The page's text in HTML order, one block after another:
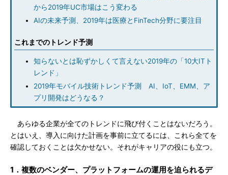
から2019年UC市場はこう変わる
AIの未来予測、2019年は医療とFinTech分野に要注目
これまでのトレンド予測
知らないとは恥ずかしくて言えない2019年の「10大ITト
レンド」
2019年モバイル技術トレンド予測 AI、IoT、EMM、ア
プリ開発はどうなる？
あらゆる企業が全てのトレンドに飛び付くことはないだろう。
とはいえ、導入に向けた計画を事前に立てるには、これら全てを
確認しておくことは欠かせない。それがキャリアの役にも立つ。
1．複数のベンダー、プラットフォームの運用を迫られるデ